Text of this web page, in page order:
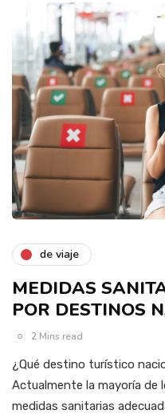
de viaje
MEDIDAS
POR DESTINOS
2 Mins read
¿Qué destino turístico
Actualmente la mayoría de
medidas sanitarias